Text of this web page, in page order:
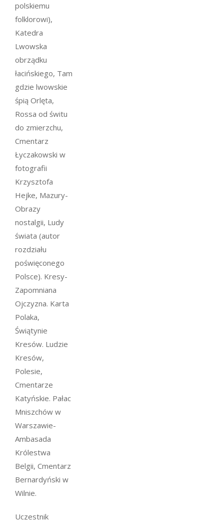
polskiemu
folklorowi),
Katedra
Lwowska
obrządku
łacińskiego, Tam
gdzie lwowskie
śpią Orlęta,
Rossa od świtu
do zmierzchu,
Cmentarz
Łyczakowski w
fotografii
Krzysztofa
Hejke, Mazury-
Obrazy
nostalgii, Ludy
świata (autor
rozdziału
poświęconego
Polsce). Kresy-
Zapomniana
Ojczyzna. Karta
Polaka,
Świątynie
Kresów. Ludzie
Kresów,
Polesie,
Cmentarze
Katyńskie. Pałac
Mniszchów w
Warszawie-
Ambasada
Królestwa
Belgii, Cmentarz
Bernardyński w
Wilnie.
Uczestnik